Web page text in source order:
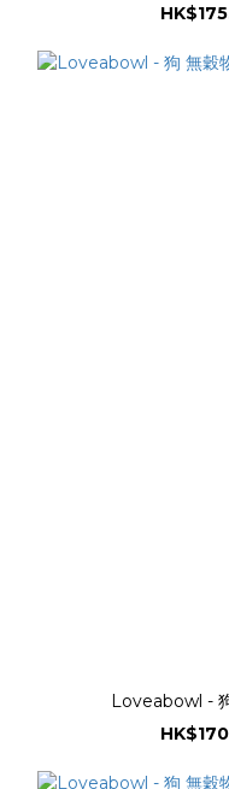
Loveabowl -